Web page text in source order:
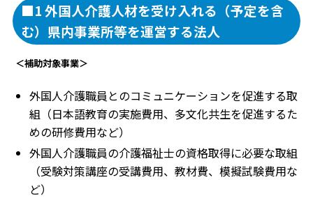
■1 外国人介護人材を受け入れる（予定を含
む）県内事業所等を運営する法人
＜補助対象事業＞
外国人介護職員とのコミュニケーションを促進する取
組（日本語教育の実施費用、多文化共生を促進するた
めの研修費用など）
外国人介護職員の介護福祉士の資格取得に必要な取組
（受験対策講座の受講費用、教材費、模擬試験費用な
ど）